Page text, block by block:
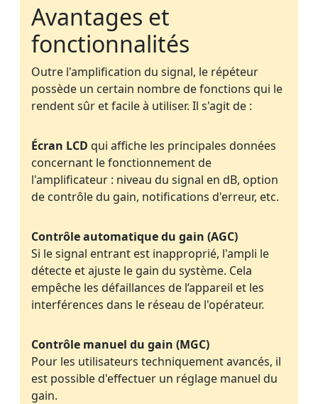
Avantages et
fonctionnalités
Outre l'amplification du signal, le répéteur
possède un certain nombre de fonctions qui le
rendent sûr et facile à utiliser. Il s'agit de :
Écran LCD qui affiche les principales données
concernant le fonctionnement de
l'amplificateur : niveau du signal en dB, option
de contrôle du gain, notifications d'erreur, etc.
Contrôle automatique du gain (AGC)
Si le signal entrant est inapproprié, l'ampli le
détecte et ajuste le gain du système. Cela
empêche les défaillances de l’appareil et les
interférences dans le réseau de l'opérateur.
Contrôle manuel du gain (MGC)
Pour les utilisateurs techniquement avancés, il
est possible d'effectuer un réglage manuel du
gain.